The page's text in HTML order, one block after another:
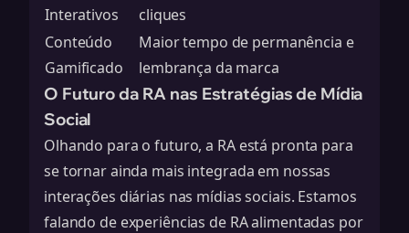
Interativos
cliques
Conteúdo
Gamificado
Maior tempo de permanência e
lembrança da marca
O Futuro da RA nas Estratégias de Mídia
Social
Olhando para o futuro, a RA está pronta para
se tornar ainda mais integrada em nossas
interações diárias nas mídias sociais. Estamos
falando de experiências de RA alimentadas por